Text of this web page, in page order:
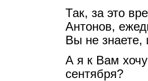
Так, за это
Антонов,
Вы не знаете,
А я к Вам
сентября?